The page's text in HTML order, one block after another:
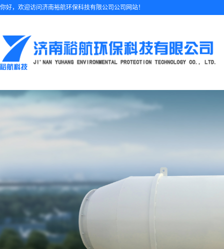
你好，欢迎访问济南裕航环保科技有限公司公司网站！